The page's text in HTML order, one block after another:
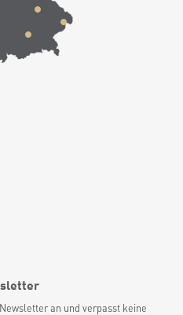
an und verpasst keine